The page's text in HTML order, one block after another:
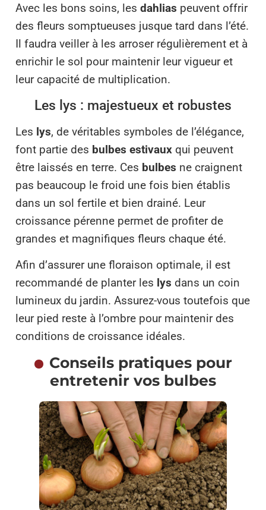
Avec les bons soins, les dahlias peuvent offrir
des fleurs somptueuses jusque tard dans l’été.
Il faudra veiller à les arroser régulièrement et à
enrichir le sol pour maintenir leur vigueur et
leur capacité de multiplication.
Les lys : majestueux et robustes
Les lys, de véritables symboles de l’élégance,
font partie des bulbes estivaux qui peuvent
être laissés en terre. Ces bulbes ne craignent
pas beaucoup le froid une fois bien établis
dans un sol fertile et bien drainé. Leur
croissance pérenne permet de profiter de
grandes et magnifiques fleurs chaque été.
Afin d’assurer une floraison optimale, il est
recommandé de planter les lys dans un coin
lumineux du jardin. Assurez-vous toutefois que
leur pied reste à l’ombre pour maintenir des
conditions de croissance idéales.
Conseils pratiques pour
entretenir vos bulbes